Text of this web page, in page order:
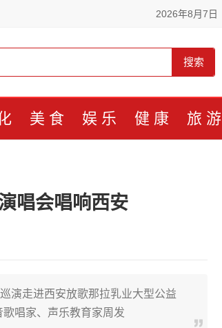
2026年8月7日
搜索
美食 娱乐 健康 旅游
唱会唱响西安
演走进西安放歌那拉乳业大型公益
唱家、声乐教育家周发